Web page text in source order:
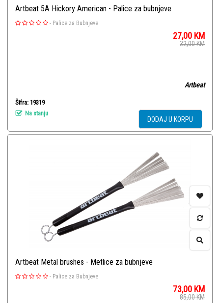
Artbeat 5A Hickory American - Palice za bubnjeve
- Palice za Bubnjeve
27,00 KM
32,00KM
Artbeat
Šifra: 19319
Na stanju
DODAJ U KORPU
Artbeat Metal brushes - Metlice za bubnjeve
- Palice za Bubnjeve
73,00 KM
85,00KM